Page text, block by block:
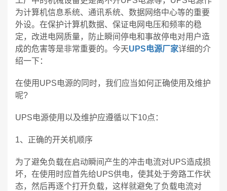
为计算机信息系统、通讯系统、数据网络中心等的重要
外设。在保护计算机数据、保证电网电压和频率的稳
定，改进电网质量，防止瞬间停电和事故停电对用户造
成的危害等是非常重要的。今天UPS电源厂家详细的介
绍一下：
在使用UPS电源的同时，我们应当如何正确使用及维护
呢?
UPS电源使用以及维护应遵循以下10点：
1、正确的开关机顺序
为了避免负载在启动瞬间产生的冲击电流对UPS造成损
坏，在使用时应首先给UPS供电，使其处于旁路工作状
态，然后再逐个打开负载，这样就避免了负载电流对